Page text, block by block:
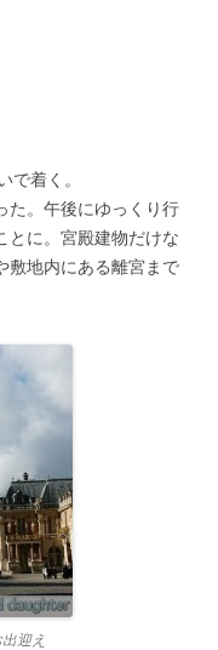
で着く。
た。午後にゆっくり行
とに。宮殿建物だけな
敷地内にある離宮まで
迎え